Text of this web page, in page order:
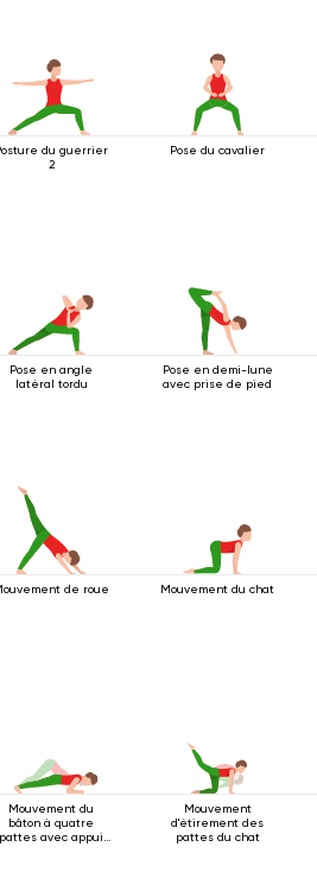
du guerrier
2
Pose du cavalier
Pose en angle
latéral tordu
Pose en demi-lune
avec prise de pied
de roue Mouvement du chat
Mouvement du
bâton à quatre
pattes avec appui
Mouvement
d'étirement des
pattes du chat